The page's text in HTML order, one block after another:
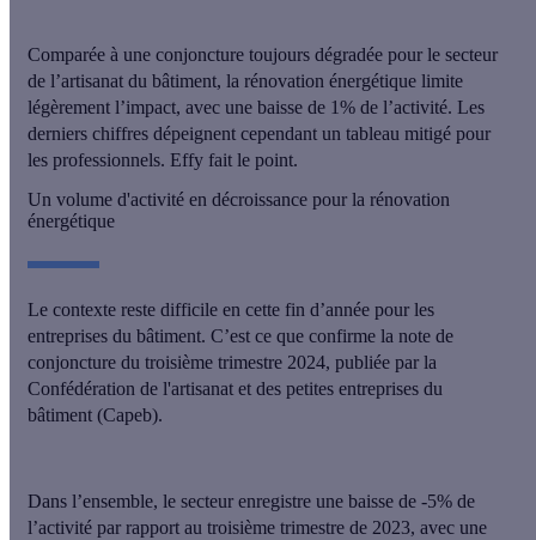
Comparée à une conjoncture toujours dégradée pour le secteur
de l’artisanat du bâtiment, la rénovation énergétique limite
légèrement l’impact, avec une baisse de 1% de l’activité. Les
derniers chiffres dépeignent cependant un tableau mitigé pour
les professionnels. Effy fait le point.
Un volume d'activité en décroissance pour la rénovation
énergétique
Le contexte reste difficile en cette fin d’année pour les
entreprises du bâtiment. C’est ce que confirme la note de
conjoncture du troisième trimestre 2024, publiée par la
Confédération de l'artisanat et des petites entreprises du
bâtiment (Capeb).
Dans l’ensemble, le secteur enregistre une baisse de -5% de
l’activité par rapport au troisième trimestre de 2023, avec une